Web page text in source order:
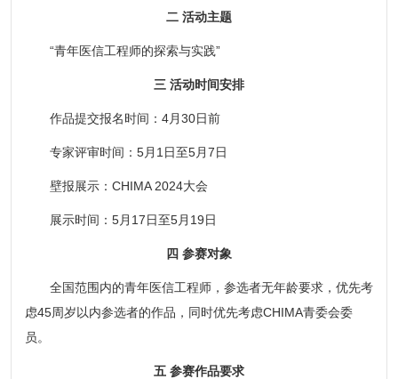
二 活动主题
“青年医信工程师的探索与实践”
三 活动时间安排
作品提交报名时间：4月30日前
专家评审时间：5月1日至5月7日
壁报展示：CHIMA 2024大会
展示时间：5月17日至5月19日
四 参赛对象
全国范围内的青年医信工程师，参选者无年龄要求，优先考
虑45周岁以内参选者的作品，同时优先考虑CHIMA青委会委
员。
五 参赛作品要求